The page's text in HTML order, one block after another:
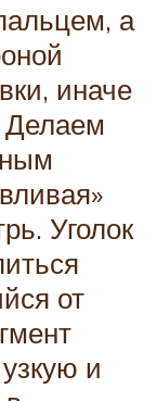
а
иначе
Делаем
Уголок
от
и